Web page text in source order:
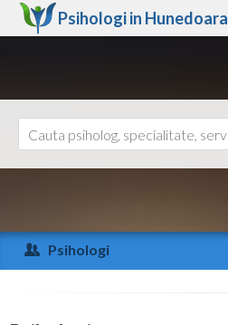
Psihologi in Hunedoara
Arad
Arges
Ajutor
Psihologi